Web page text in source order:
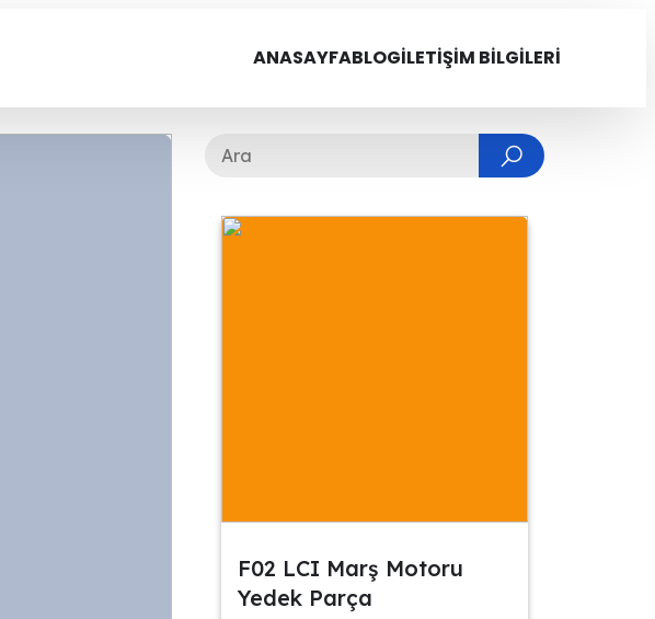
ANASAYFABLOGİLETIŞIM BILGILERI
F02 LCI Marş Motoru
Yedek Parça